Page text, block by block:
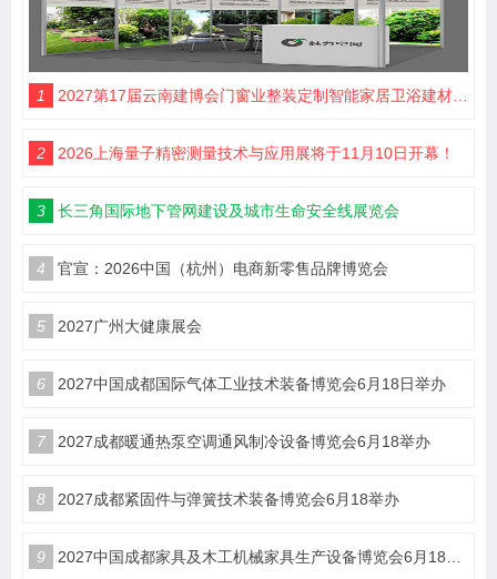
1 2027第17届云南建博会门窗业整装定制智能家居卫浴建材展会
2 2026上海量子精密测量技术与应用展将于11月10日开幕！
3 长三角国际地下管网建设及城市生命安全线展览会
4 官宣：2026中国（杭州）电商新零售品牌博览会
5 2027广州大健康展会
6 2027中国成都国际气体工业技术装备博览会6月18日举办
7 2027成都暖通热泵空调通风制冷设备博览会6月18举办
8 2027成都紧固件与弹簧技术装备博览会6月18举办
9 2027中国成都家具及木工机械家具生产设备博览会6月18举办